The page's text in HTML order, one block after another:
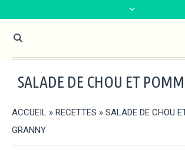
SALADE DE CHOU ET
ACCUEIL » RECETTES » SALADE DE CHOU
GRANNY